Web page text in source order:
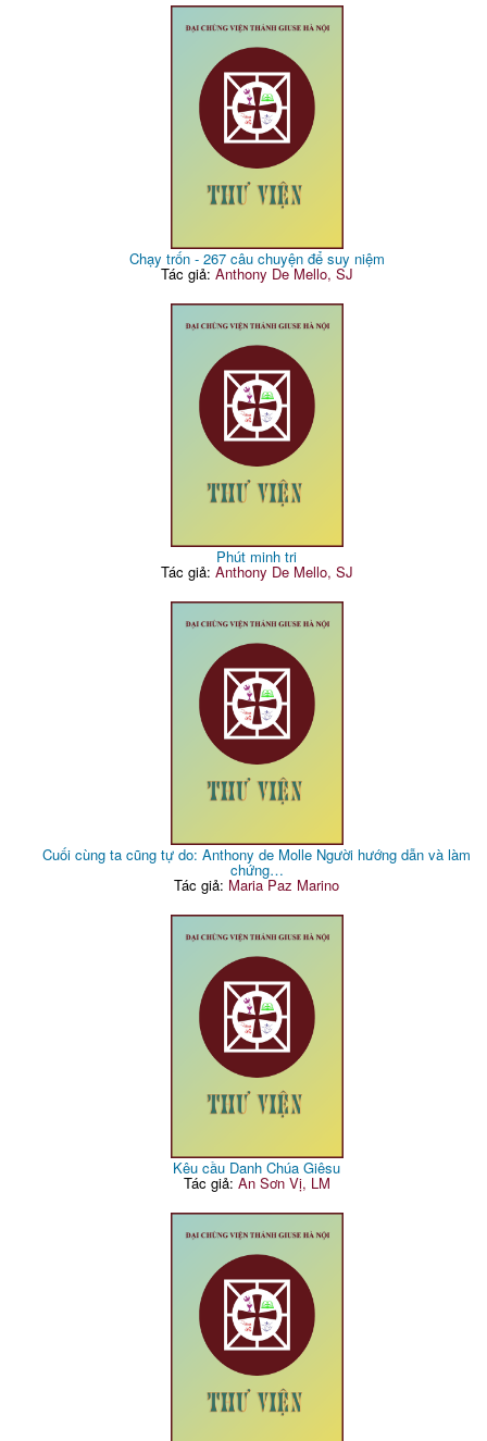
Chạy trốn - 267 câu chuyện để suy niệm
Tác giả: Anthony De Mello, SJ
Phút minh tri
Tác giả: Anthony De Mello, SJ
Cuối cùng ta cũng tự do: Anthony de Molle Người hướng dẫn và làm
chứng…
Tác giả: Maria Paz Marino
Kêu cầu Danh Chúa Giêsu
Tác giả: An Sơn Vị, LM